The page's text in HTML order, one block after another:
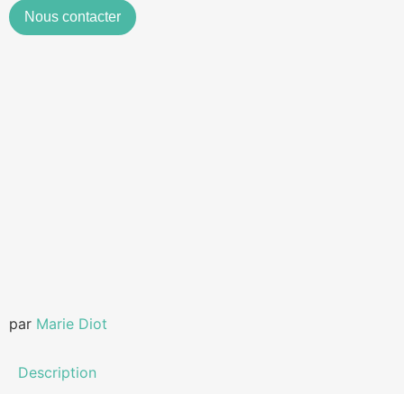
Nous contacter
par Marie Diot
Description